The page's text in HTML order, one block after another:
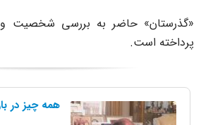
حاضر به بررسی شخصیت و
است.
همه چیز در